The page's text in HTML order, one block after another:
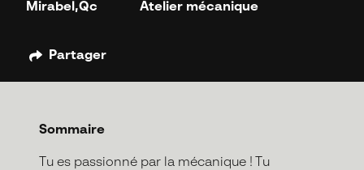
Mirabel,Qc
Atelier mécanique
Partager
Sommaire
Tu es passionné par la mécanique ! Tu